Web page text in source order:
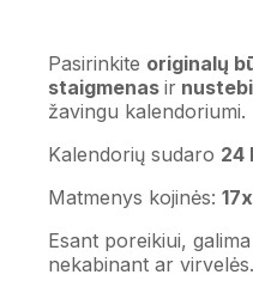
Pasirinkite originalų
staigmenas ir
žavingu kalendoriumi.
Kalendorių sudaro 24
Matmenys kojinės:
Esant poreikiui, galima
nekabinant ar virvelės.